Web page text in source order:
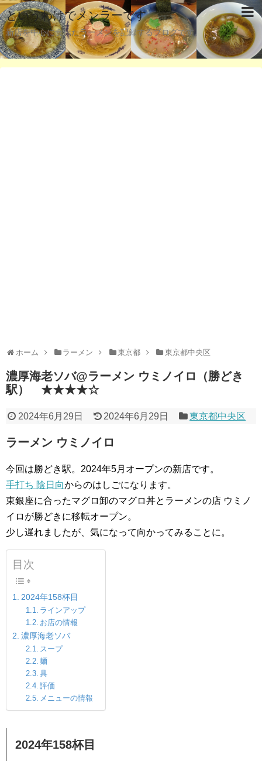
というわけでメンラーです
新店を中心に食べたラーメンを記録するブログです。
ホーム ラーメン 東京都 東京都中央区
濃厚海老ソバ@ラーメン ウミノイロ（勝どき
駅） ★★★★☆
2024年6月29日 2024年6月29日 東京都中央区
ラーメン ウミノイロ
今回は勝どき駅。2024年5月オープンの新店です。
手打ち 陰日向からのはしごになります。
東銀座に合ったマグロ卸のマグロ丼とラーメンの店 ウミノ
イロが勝どきに移転オープン。
少し遅れましたが、気になって向かってみることに。
目次
2024年158杯目
ラインアップ
お店の情報
濃厚海老ソバ
スープ
麺
具
評価
メニューの情報
2024年158杯目